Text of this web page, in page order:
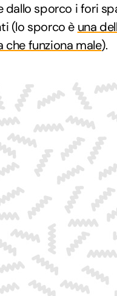
dallo sporco i fori
(lo sporco è una
funziona male).